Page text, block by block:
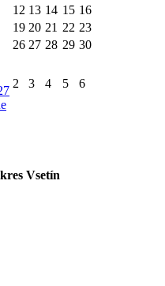
12 13 14 15 16
19 20 21 22 23
26 27 28 29 30
2 3 4 5 6
Vsetín